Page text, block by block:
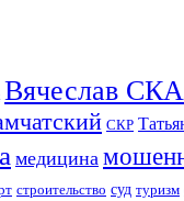
Вячеслав
СКР
медицина
строительство суд туризм